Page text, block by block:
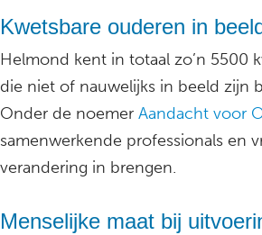
Kwetsbare ouderen in
Helmond kent in totaal zo’n 5500
die niet of nauwelijks in beeld zijn
Onder de noemer Aandacht voor
samenwerkende professionals en
verandering in brengen.
Menselijke maat bij